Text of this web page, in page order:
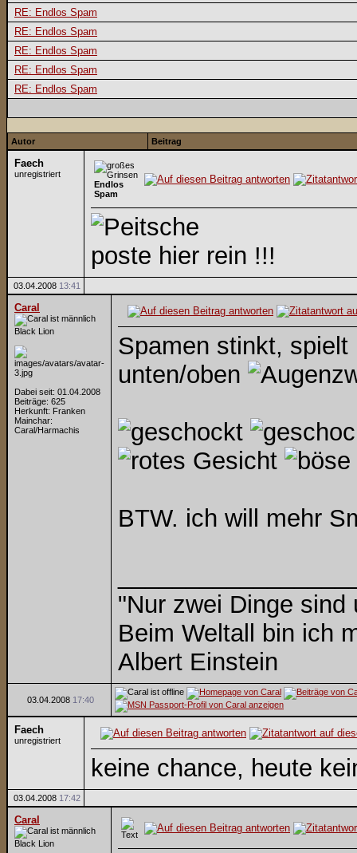
RE: Endlos Spam
RE: Endlos Spam
RE: Endlos Spam
RE: Endlos Spam
RE: Endlos Spam
Autor Beitrag
Faech
unregistriert
Endlos
Spam
poste hier rein !!!
03.04.2008 13:41
Caral
Black Lion
Dabei seit: 01.04.2008
Beiträge: 625
Herkunft: Franken
Mainchar:
Caral/Harmachis
Spamen stinkt,
unten/oben
BTW. ich will mehr
"Nur zwei Dinge
Beim Weltall bin ich
Albert Einstein
03.04.2008 17:40
Faech
unregistriert
keine chance, heute
03.04.2008 17:42
Caral
Black Lion